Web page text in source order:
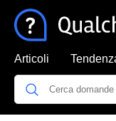
Articoli